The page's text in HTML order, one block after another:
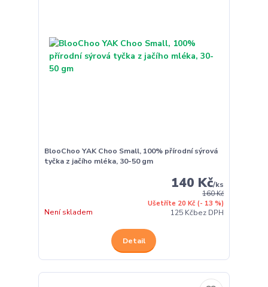
BlooChoo YAK Choo Small, 100% přírodní sýrová
tyčka z jačího mléka, 30-50 gm
160 Kč
Ušetříte 20 Kč (- 13 %)
140 Kč/ks
125 Kčbez DPH
Není skladem
Detail